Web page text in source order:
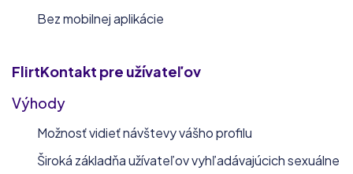
Bez mobilnej aplikácie
FlirtKontakt pre užívateľov
Výhody
Možnosť vidieť návštevy vášho profilu
Široká základňa užívateľov vyhľadávajúcich sexuálne